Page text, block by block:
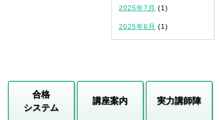
2025年7月 (1)
2025年6月 (1)
合格
システム
講座案内 実力講師陣